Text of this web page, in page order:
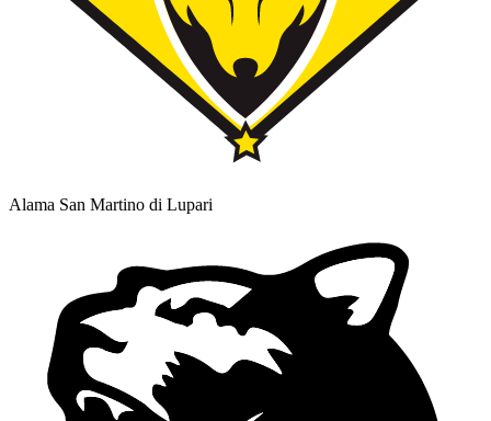
Alama San Martino di Lupari